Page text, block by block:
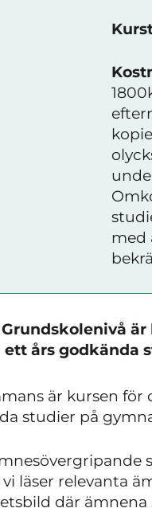
med
års godkända
är kursen
studier på
läser relevanta
där